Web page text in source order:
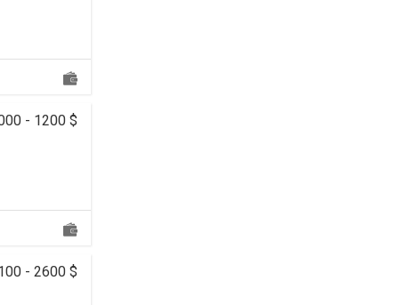
- 1200 $
- 2600 $